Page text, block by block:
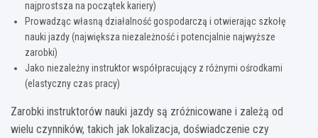
najprostsza na początek kariery)
Prowadząc własną działalność gospodarczą i otwierając szkołę
nauki jazdy (największa niezależność i potencjalnie najwyższe
zarobki)
Jako niezależny instruktor współpracujący z różnymi ośrodkami
(elastyczny czas pracy)
Zarobki instruktorów nauki jazdy są zróżnicowane i zależą od
wielu czynników, takich jak lokalizacja, doświadczenie czy